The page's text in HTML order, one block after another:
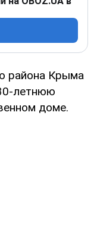
района Крыма
летнюю
доме.